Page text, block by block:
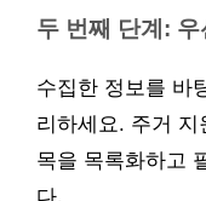
두 번째 단계: 우
수집한 정보를 바
리하세요. 주거
목을 목록화하고
다.